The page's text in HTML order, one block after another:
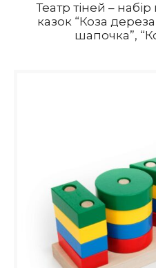
Театр тіней –
казок “Коза
шапочка”,